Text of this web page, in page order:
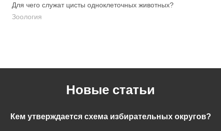
Для чего служат цисты одноклеточных животных?
Зоология
Новые статьи
Кем утверждается схема избирательных округов?